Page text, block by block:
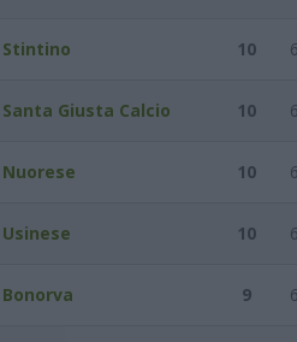
Stintino 10 6
Santa Giusta Calcio 10 6
Nuorese 10 6
Usinese 10 6
Bonorva 9 6